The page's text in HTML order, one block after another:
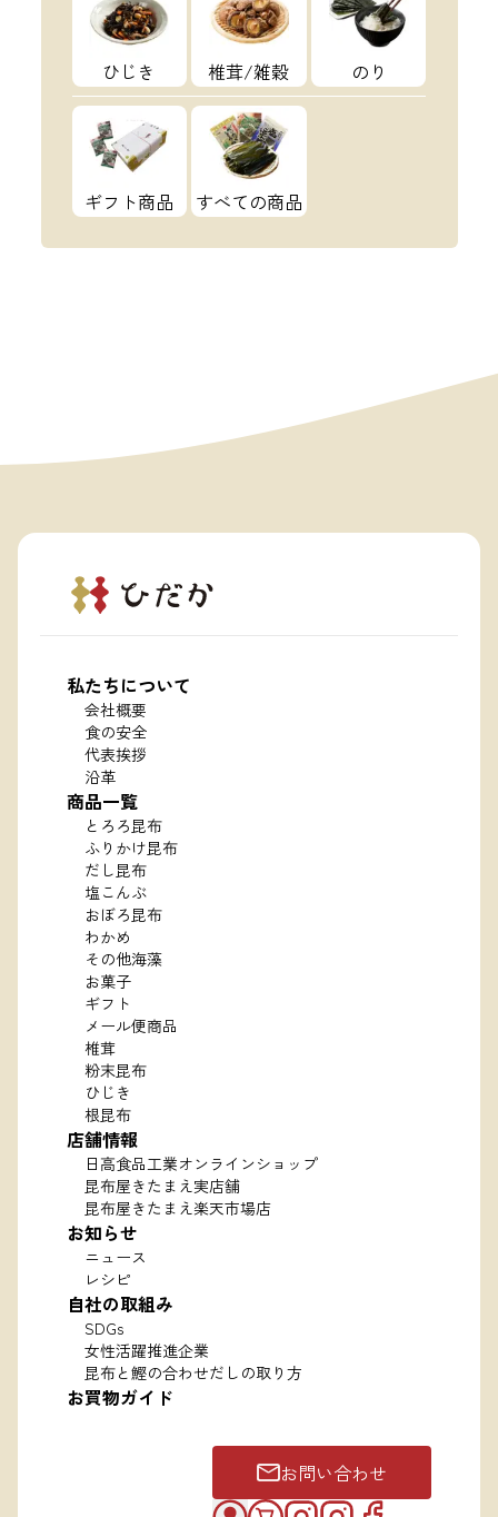
ひじき 椎茸/雑穀 のり
ギフト商品 すべての商品
私たちについて
会社概要
食の安全
代表挨拶
沿革
商品一覧
とろろ昆布
ふりかけ昆布
だし昆布
塩こんぶ
おぼろ昆布
わかめ
その他海藻
お菓子
ギフト
メール便商品
椎茸
粉末昆布
ひじき
根昆布
店舗情報
日高食品工業オンラインショップ
昆布屋きたまえ実店舗
昆布屋きたまえ楽天市場店
お知らせ
ニュース
レシピ
自社の取組み
SDGs
女性活躍推進企業
昆布と鰹の合わせだしの取り方
お買物ガイド
お問い合わせ